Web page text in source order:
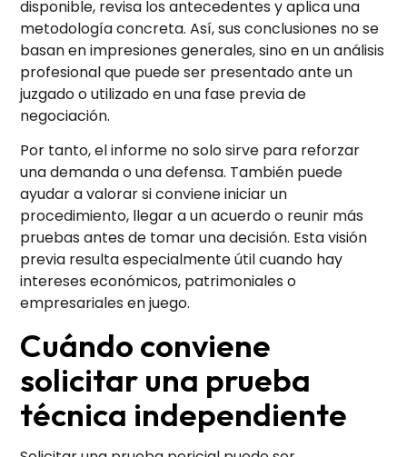
disponible, revisa los antecedentes y aplica una
metodología concreta. Así, sus conclusiones no se
basan en impresiones generales, sino en un análisis
profesional que puede ser presentado ante un
juzgado o utilizado en una fase previa de
negociación.
Por tanto, el informe no solo sirve para reforzar
una demanda o una defensa. También puede
ayudar a valorar si conviene iniciar un
procedimiento, llegar a un acuerdo o reunir más
pruebas antes de tomar una decisión. Esta visión
previa resulta especialmente útil cuando hay
intereses económicos, patrimoniales o
empresariales en juego.
Cuándo conviene
solicitar una prueba
técnica independiente